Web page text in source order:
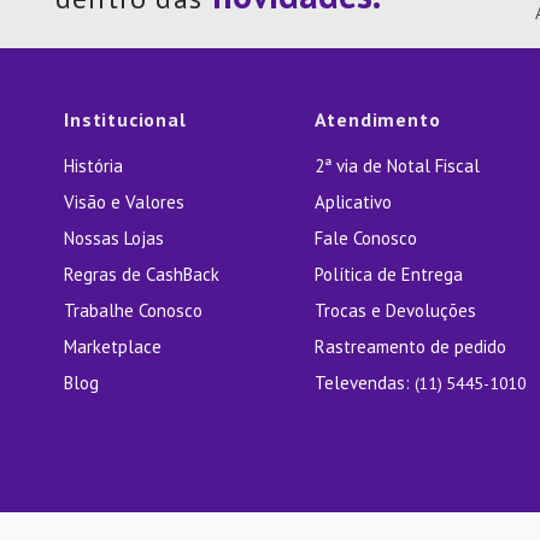
Institucional
História
Visão e Valores
Nossas Lojas
Regras de CashBack
Trabalhe Conosco
Marketplace
Blog
Atendimento
2ª via de Notal Fiscal
Aplicativo
Fale Conosco
Política de Entrega
Trocas e Devoluções
Rastreamento de pedido
Televendas: (11) 5445-1010